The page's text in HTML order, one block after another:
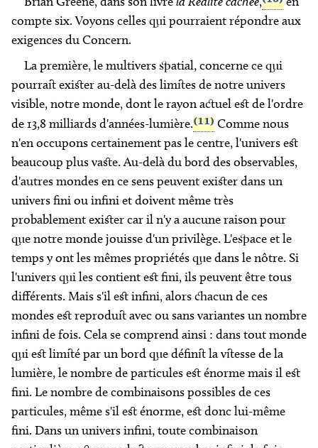
compte six. Voyons celles qui pourraient répondre aux
exigences duConcern.
La première, le multivers spatial, concerne ce qui
pourrait exister au-delà des limites de notre univers
visible, notre monde, dont le rayon actuel est de l'ordre
de 13,8 milliards d'années-lumière.(11) Comme nous
n'en occupons certainement pas le centre, l'univers est
beaucoup plus vaste. Au-delà du bord des observables,
d'autres mondes en ce sens peuvent exister dans un
univers fini ou infini et doivent même très
probablement exister car il n'y a aucune raison pour
que notre monde jouisse d'un privilège. L'espace et le
temps y ont les mêmes propriétés que dans le nôtre. Si
l'univers qui les contient est fini, ils peuvent être tous
différents. Mais s'il est infini, alors chacun de ces
mondes est reproduit avec ou sans variantes un nombre
infini de fois. Cela se comprend ainsi : dans tout monde
qui est limité par un bord que définit la vitesse de la
lumière, le nombre de particules est énorme mais il est
fini. Le nombre de combinaisons possibles de ces
particules, même s'il est énorme, est donc lui-même
fini. Dans un univers infini, toute combinaison